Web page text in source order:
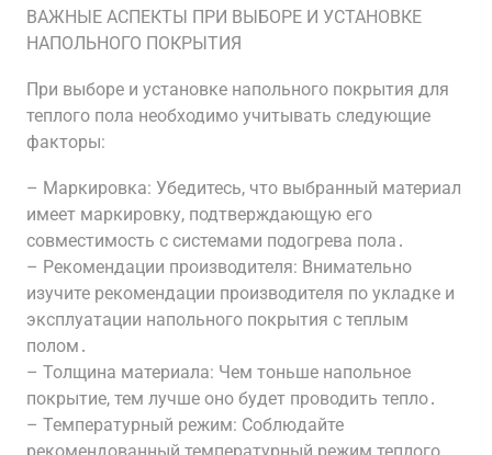
ВАЖНЫЕ АСПЕКТЫ ПРИ ВЫБОРЕ И УСТАНОВКЕ
НАПОЛЬНОГО ПОКРЫТИЯ
При выборе и установке напольного покрытия для
теплого пола необходимо учитывать следующие
факторы:
– Маркировка: Убедитесь, что выбранный материал
имеет маркировку, подтверждающую его
совместимость с системами подогрева пола․
– Рекомендации производителя: Внимательно
изучите рекомендации производителя по укладке и
эксплуатации напольного покрытия с теплым
полом․
– Толщина материала: Чем тоньше напольное
покрытие, тем лучше оно будет проводить тепло․
– Температурный режим: Соблюдайте